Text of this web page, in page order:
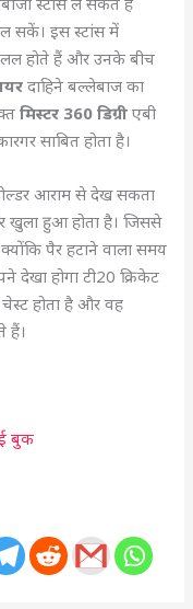
सकें। इस स्टांस में
होते हैं और उनके बीच
दाहिने बल्लेबाज का
मिस्टर 360 डिग्रीएबी
साबित होता है।
आराम से देख सकता
खुला हुआ होता है। जिससे
पैर हटाने वाला समय
होगा टी20 क्रिकेट
होता है और वह
हैं।
ई बुक